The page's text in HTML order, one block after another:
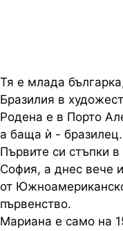
Тя е млада
Бразилия в
Родена е в Порто
а баща ѝ - бразилец.
Първите си стъпки
София, а днес вече
от
първенство.
Мариана е само на